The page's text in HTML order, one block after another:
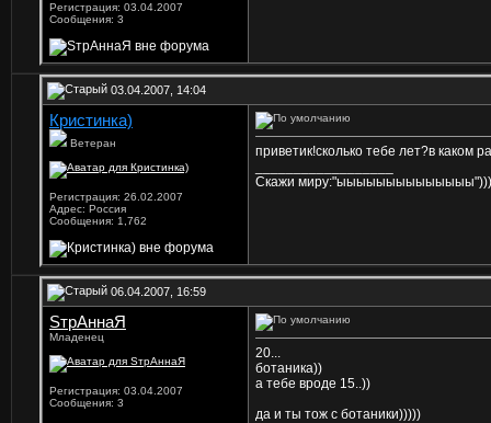
Регистрация: 03.04.2007
Сообщения: 3
03.04.2007, 14:04
Кристинка)
Ветеран
Регистрация: 26.02.2007
Адрес: Россия
Сообщения: 1,762
приветик!сколько тебе лет?в каком
Скажи
06.04.2007, 16:59
SтрАннаЯ
Младенец
Регистрация: 03.04.2007
Сообщения: 3
20...
ботаника))
а тебе вроде 15..))
да и ты тож с ботаники)))))